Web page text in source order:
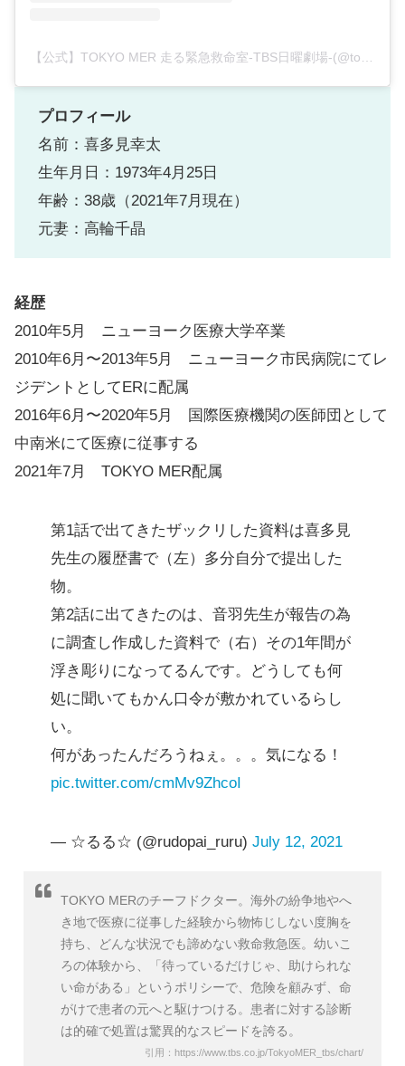
【公式】TOKYO MER 走る緊急救命室-TBS日曜劇場-(@tokyo_mer_tbs)がシェアした投稿
プロフィール
名前：喜多見幸太
生年月日：1973年4月25日
年齢：38歳（2021年7月現在）
元妻：高輪千晶
経歴
2010年5月 ニューヨーク医療大学卒業
2010年6月〜2013年5月 ニューヨーク市民病院にてレ
ジデントとしてERに配属
2016年6月〜2020年5月 国際医療機関の医師団として
中南米にて医療に従事する
2021年7月 TOKYO MER配属
第1話で出てきたザックリした資料は喜多見
先生の履歴書で（左）多分自分で提出した
物。
第2話に出てきたのは、音羽先生が報告の為
に調査し作成した資料で（右）その1年間が
浮き彫りになってるんです。どうしても何
処に聞いてもかん口令が敷かれているらし
い。
何があったんだろうねぇ。。。気になる！
pic.twitter.com/cmMv9ZhcoI
— ☆るる☆ (@rudopai_ruru) July 12, 2021
TOKYO MERのチーフドクター。海外の紛争地やへ
き地で医療に従事した経験から物怖じしない度胸を
持ち、どんな状況でも諦めない救命救急医。幼いこ
ろの体験から、「待っているだけじゃ、助けられな
い命がある」というポリシーで、危険を顧みず、命
がけで患者の元へと駆けつける。患者に対する診断
は的確で処置は驚異的なスピードを誇る。
引用：https://www.tbs.co.jp/TokyoMER_tbs/chart/